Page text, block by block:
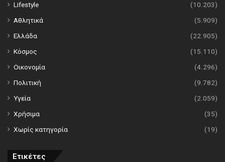
Lifestyle
(10.203)
Αθλητικά
(5.909)
Ελλάδα
(22.905)
Κόσμος
(15.110)
Οικονομία
(4.296)
Πολιτική
(9.782)
Υγεία
(2.059)
Χρήσιμα
(35)
Χωρίς κατηγορία
(19)
Ετικέτες